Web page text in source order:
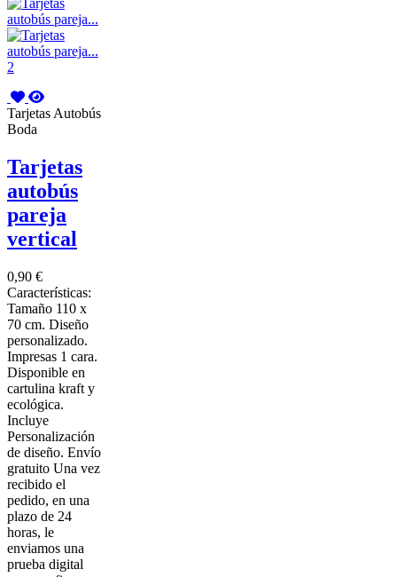
Tarjetas Autobús
Boda
Tarjetas
autobús
pareja
vertical
0,90 €
Características:
Tamaño 110 x
70 cm. Diseño
personalizado.
Impresas 1 cara.
Disponible en
cartulina kraft y
ecológica.
Incluye
Personalización
de diseño. Envío
gratuito Una vez
recibido el
pedido, en una
plazo de 24
horas, le
enviamos una
prueba digital